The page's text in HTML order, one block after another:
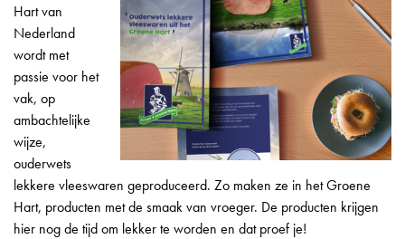
Hart van
Nederland
wordt met
passie voor het
vak, op
ambachtelijke
wijze,
ouderwets
lekkere vleeswaren geproduceerd. Zo maken ze in het Groene
Hart, producten met de smaak van vroeger. De producten krijgen
hier nog de tijd om lekker te worden en dat proef je!